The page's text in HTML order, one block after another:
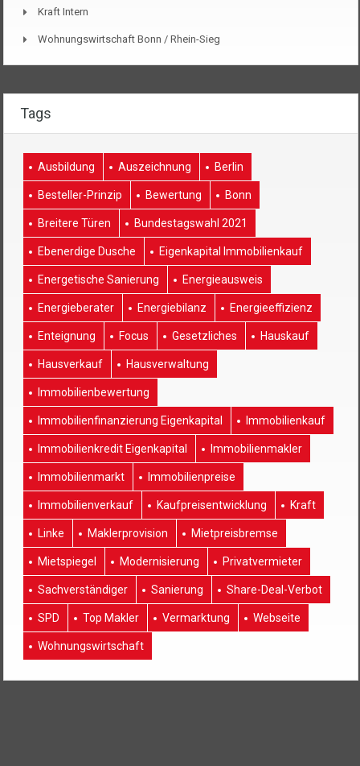
Kraft Intern
Wohnungswirtschaft Bonn / Rhein-Sieg
Tags
Ausbildung Auszeichnung Berlin
Besteller-Prinzip Bewertung Bonn
Breitere Türen Bundestagswahl 2021
Ebenerdige Dusche Eigenkapital Immobilienkauf
Energetische Sanierung Energieausweis
Energieberater Energiebilanz Energieeffizienz
Enteignung Focus Gesetzliches Hauskauf
Hausverkauf Hausverwaltung
Immobilienbewertung
Immobilienfinanzierung Eigenkapital Immobilienkauf
Immobilienkredit Eigenkapital Immobilienmakler
Immobilienmarkt Immobilienpreise
Immobilienverkauf Kaufpreisentwicklung Kraft
Linke Maklerprovision Mietpreisbremse
Mietspiegel Modernisierung Privatvermieter
Sachverständiger Sanierung Share-Deal-Verbot
SPD Top Makler Vermarktung Webseite
Wohnungswirtschaft